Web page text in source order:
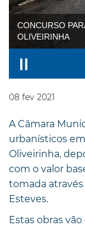
CONCURSO
OLIVEIRINHA
08 fev 2021
A Câmara
urbanísticos
Oliveirinha,
com o valor
tomada
Esteves.
Estas obras